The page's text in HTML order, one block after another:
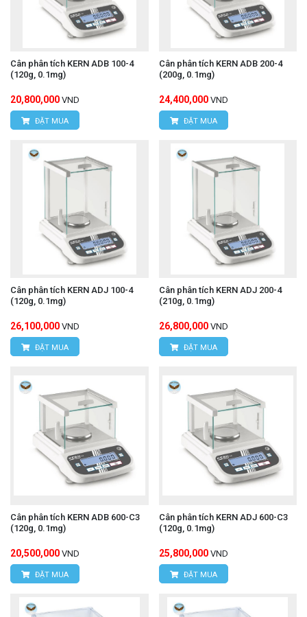
Cân phân tích KERN ADB 100-4
(120g, 0.1mg)
20,800,000 VND
ĐẶT MUA
Cân phân tích KERN ADB 200-4
(200g, 0.1mg)
24,400,000 VND
ĐẶT MUA
Cân phân tích KERN ADJ 100-4
(120g, 0.1mg)
26,100,000 VND
ĐẶT MUA
Cân phân tích KERN ADJ 200-4
(210g, 0.1mg)
26,800,000 VND
ĐẶT MUA
Cân phân tích KERN ADB 600-C3
(120g, 0.1mg)
20,500,000 VND
ĐẶT MUA
Cân phân tích KERN ADJ 600-C3
(120g, 0.1mg)
25,800,000 VND
ĐẶT MUA